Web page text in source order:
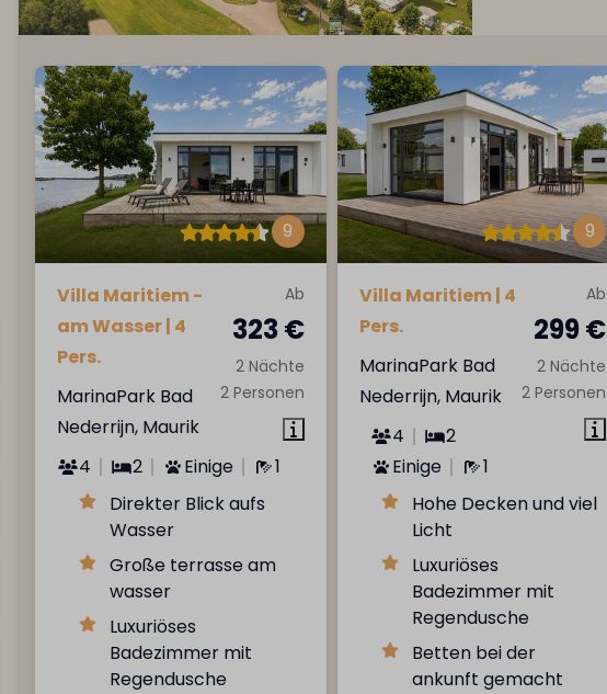
9
Ab
323 €
2 Nächte
2 Personen
Villa Maritiem -
am Wasser | 4
Pers.
MarinaPark Bad
Nederrijn, Maurik
4
2 Einige
1
Direkter Blick aufs
Wasser
Große terrasse am
wasser
Luxuriöses
Badezimmer mit
Regendusche
9
Ab
299 €
2 Nächte
2 Personen
Villa Maritiem | 4
Pers.
MarinaPark Bad
Nederrijn, Maurik
4
2
Einige
1
Hohe Decken und viel
Licht
Luxuriöses
Badezimmer mit
Regendusche
Betten bei der
ankunft gemacht